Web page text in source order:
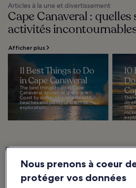
Articles à la une et divertissement
Cape Canaveral : quelles
activités
Afficher plus
11 Best Things to Do
in Cape Canaveral
The best things to do in Cape
Canaveral, known as the Space
Coast by some, combine beautiful
beaches and plenty of scientific
exploration...
10
do
The
Aux alentours de : Cape
Nous prenons à coeur
protéger vos données